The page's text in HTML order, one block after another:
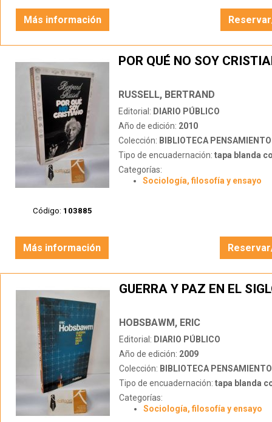
Más información
Código: 103885
POR QUÉ NO SOY
RUSSELL, BERTRAND
Editorial: DIARIO PÚBLICO
Año de edición: 2010
Colección: BIBLIOTECA
Tipo de encuadernación: tapa blanda
Categorías:
Sociología, filosofía y ensayo
Más información
GUERRA Y PAZ EN EL
HOBSBAWM, ERIC
Editorial: DIARIO PÚBLICO
Año de edición: 2009
Colección: BIBLIOTECA
Tipo de encuadernación: tapa blanda
Categorías:
Sociología, filosofía y ensayo